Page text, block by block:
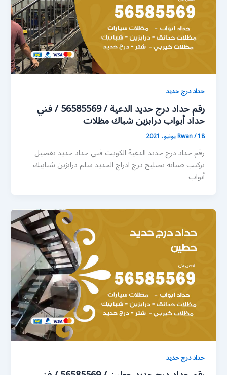
حداد درج حديد
رقم حداد درج حديد الدعية / 56585569 / فني
حداد أبواب درابزين شباك مظلات
Rwan/18 يونيو، 2021
رقم حداد درج حديد الدعية الكويت فني حداد حديد تفصيل
تركيب صيانة تصليح درج ادراج الحديد سلم درابزين شبابيك
أبواب
حداد درج حديد